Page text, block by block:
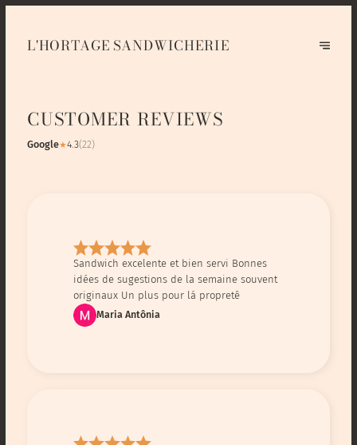
L'HORTAGE SANDWICHERIE
CUSTOMER REVIEWS
Google★4.3(22)
Sandwich excelente et bien servi Bonnes
idées de sugestions de la semaine souvent
originaux Un plus pour lá propretê
Maria Antônia